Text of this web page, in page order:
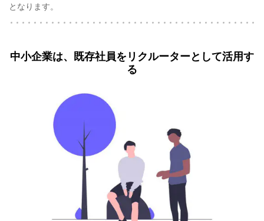
となります。
中小企業は、既存社員をリクルーターとして活用す
る